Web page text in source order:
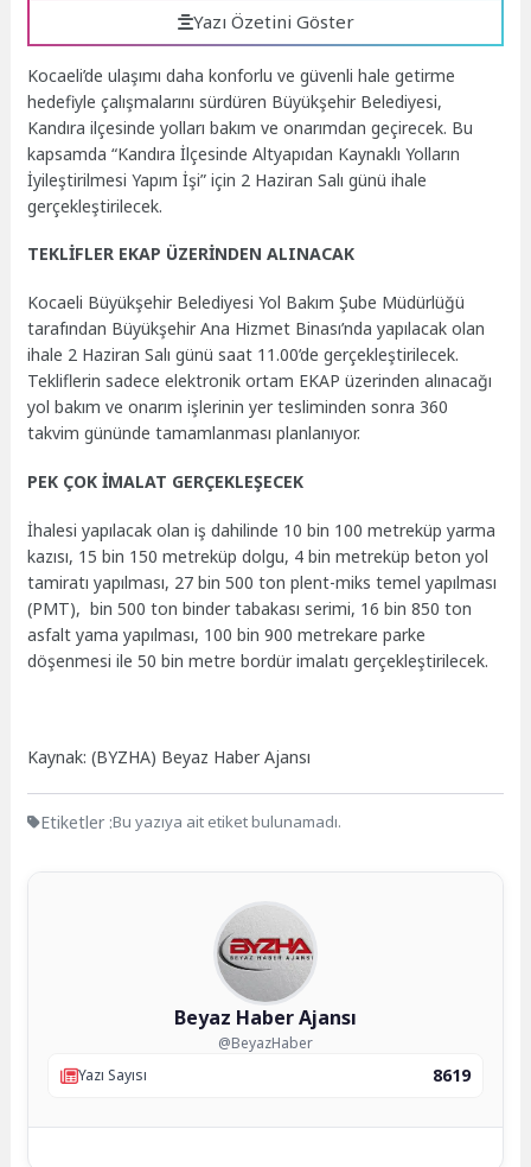
Yazı Özetini Göster
Kocaeli’de ulaşımı daha konforlu ve güvenli hale getirme
hedefiyle çalışmalarını sürdüren Büyükşehir Belediyesi,
Kandıra ilçesinde yolları bakım ve onarımdan geçirecek. Bu
kapsamda “Kandıra İlçesinde Altyapıdan Kaynaklı Yolların
İyileştirilmesi Yapım İşi” için 2 Haziran Salı günü ihale
gerçekleştirilecek.
TEKLİFLER EKAP ÜZERİNDEN ALINACAK
Kocaeli Büyükşehir Belediyesi Yol Bakım Şube Müdürlüğü
tarafından Büyükşehir Ana Hizmet Binası’nda yapılacak olan
ihale 2 Haziran Salı günü saat 11.00’de gerçekleştirilecek.
Tekliflerin sadece elektronik ortam EKAP üzerinden alınacağı
yol bakım ve onarım işlerinin yer tesliminden sonra 360
takvim gününde tamamlanması planlanıyor.
PEK ÇOK İMALAT GERÇEKLEŞECEK
İhalesi yapılacak olan iş dahilinde 10 bin 100 metreküp yarma
kazısı, 15 bin 150 metreküp dolgu, 4 bin metreküp beton yol
tamiratı yapılması, 27 bin 500 ton plent-miks temel yapılması
(PMT), bin 500 ton binder tabakası serimi, 16 bin 850 ton
asfalt yama yapılması, 100 bin 900 metrekare parke
döşenmesi ile 50 bin metre bordür imalatı gerçekleştirilecek.
Kaynak: (BYZHA) Beyaz Haber Ajansı
Etiketler :Bu yazıya ait etiket bulunamadı.
Beyaz Haber Ajansı
@BeyazHaber
Yazı Sayısı
8619